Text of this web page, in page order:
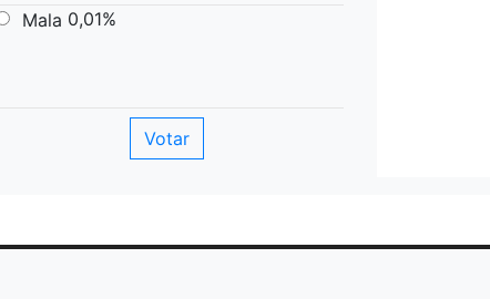
Mala 0,01%